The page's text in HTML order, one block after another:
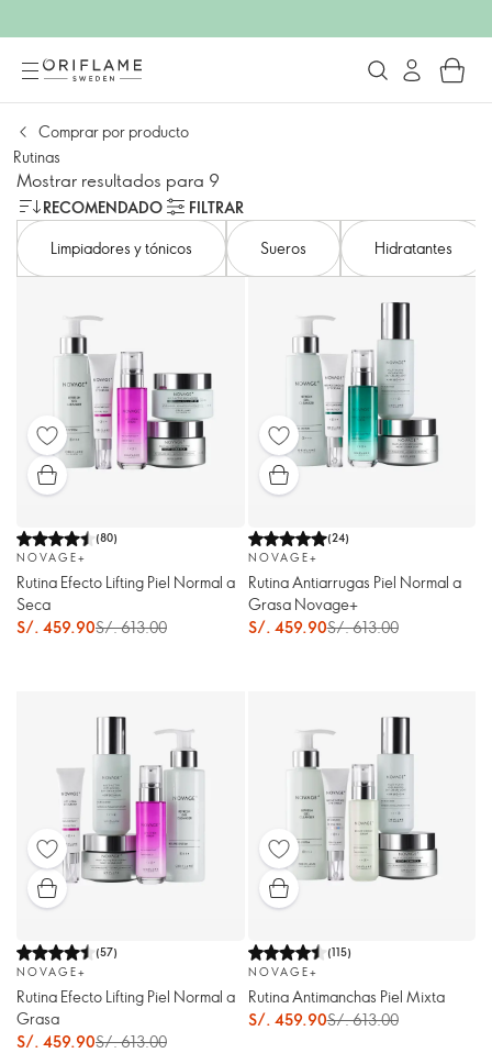
Comprar por producto
Rutinas
Mostrar resultados para 9
RECOMENDADO
FILTRAR
Limpiadores y tónicos
Sueros Hidratantes
(80)
NOVAGE+
Rutina Efecto Lifting Piel Normal a
Seca
S/. 459.90S/. 613.00
(24)
NOVAGE+
Rutina Antiarrugas Piel Normal a
Grasa Novage+
S/. 459.90S/. 613.00
(57)
NOVAGE+
Rutina Efecto Lifting Piel Normal a
Grasa
S/. 459.90S/. 613.00
(115)
NOVAGE+
Rutina Antimanchas Piel Mixta
S/. 459.90S/. 613.00